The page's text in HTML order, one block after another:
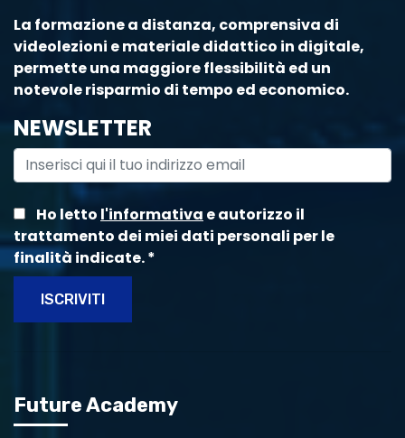
La formazione a distanza, comprensiva di
videolezioni e materiale didattico in digitale,
permette una maggiore flessibilità ed un
notevole risparmio di tempo ed economico.
NEWSLETTER
Ho letto l'informativa e autorizzo il
trattamento dei miei dati personali per le
finalità indicate.*
ISCRIVITI
Future Academy